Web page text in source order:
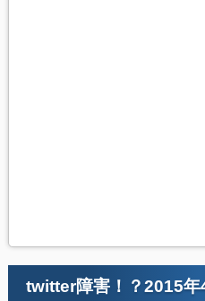
twitter障害！？2015年